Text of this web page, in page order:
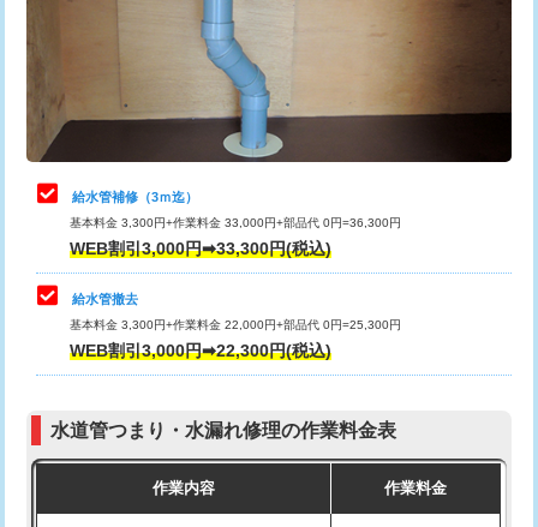
排水管工事（土の掘削・埋め戻し作
11,000円~
排水管工事（排水管工事/3ｍまで） 55,000円
排水管工事（追加 排水管工事/3ｍ超
マス交換（土の掘削・埋め戻し作業）
マス交換（深さ50㎝未満）
マス交換（深さ50㎝以上）
コンクリート斫り（厚さ10㎝まで）
モルタル補修（厚さ10㎝超え） 38,500円
8,800円
止水・漏水調査・防水処理・清掃・修
理・調整・分解・加工など（軽作業）
11,000円
止水・漏水調査・防水処理・清掃・修
理・調整・分解・加工など（中作業）
止水・漏水調査・防水処理・清掃・修
理・調整・分解・加工など（重作業）
33,000円
その他部品の脱着
交換・取付（タンク）
式）)
式・ワンホール）)
給水管補修（3ｍ迄）
基本料金 3,300円+作業料金 33,000円+部品代 0円=36,300円
WEB割引3,000円➡33,300円(税込)
給水管撤去
基本料金 3,300円+作業料金 22,000円+部品代 0円=25,300円
WEB割引3,000円➡22,300円(税込)
水道管つまり・水漏れ修理の作業料金表
作業内容 作業料金